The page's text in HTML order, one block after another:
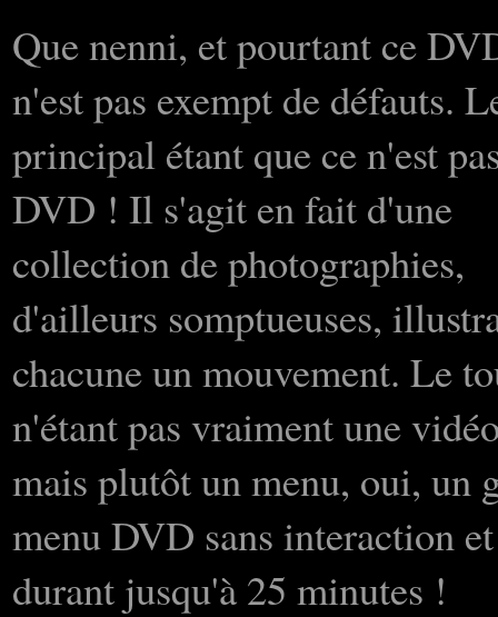
Que nenni, et pourtant ce
n'est pas exempt de défauts.
principal étant que ce n'est
DVD ! Il s'agit en fait d'une
collection de photographies,
d'ailleurs somptueuses,
chacune un mouvement. Le
n'étant pas vraiment une
mais plutôt un menu, oui, un
menu DVD sans interaction et
durant jusqu'à 25 minutes !